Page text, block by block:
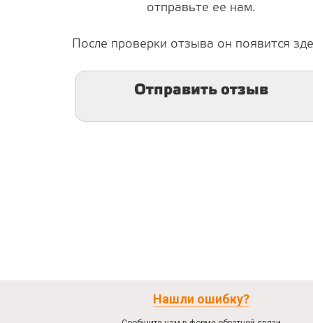
отправьте ее нам.
После проверки отзыва он появится
Отправить отзыв
Нашли ошибку?